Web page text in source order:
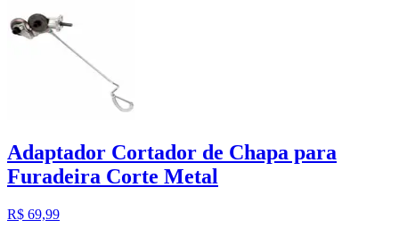
Adaptador Cortador de Chapa para
Furadeira Corte Metal
R$ 69,99